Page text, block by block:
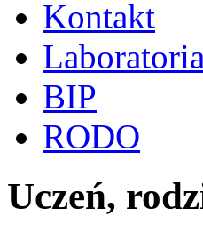
Kontakt
BIP
RODO
Uczeń,